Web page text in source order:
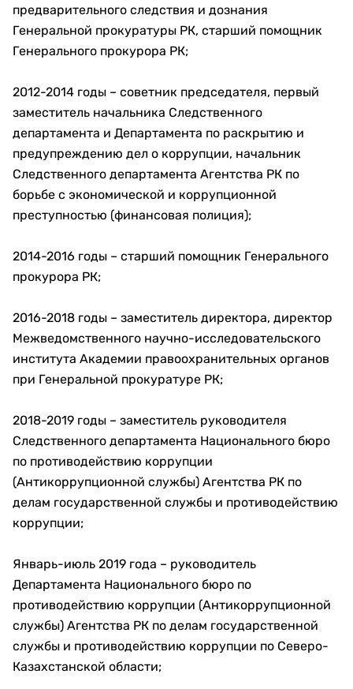
предварительного следствия и дознания
Генеральной прокуратуры РК, старший помощник
Генерального прокурора РК;
2012-2014 годы – советник председателя, первый
заместитель начальника Следственного
департамента и Департамента по раскрытию и
предупреждению дел о коррупции, начальник
Следственного департамента Агентства РК по
борьбе с экономической и коррупционной
преступностью (финансовая полиция);
2014-2016 годы – старший помощник Генерального
прокурора РК;
2016-2018 годы – заместитель директора, директор
Межведомственного научно-исследовательского
института Академии правоохранительных органов
при Генеральной прокуратуре РК;
2018-2019 годы – заместитель руководителя
Следственного департамента Национального бюро
по противодействию коррупции
(Антикоррупционной службы) Агентства РК по
делам государственной службы и противодействию
коррупции;
Январь-июль 2019 года – руководитель
Департамента Национального бюро по
противодействию коррупции (Антикоррупционной
службы) Агентства РК по делам государственной
службы и противодействию коррупции по Северо-
Казахстанской области;